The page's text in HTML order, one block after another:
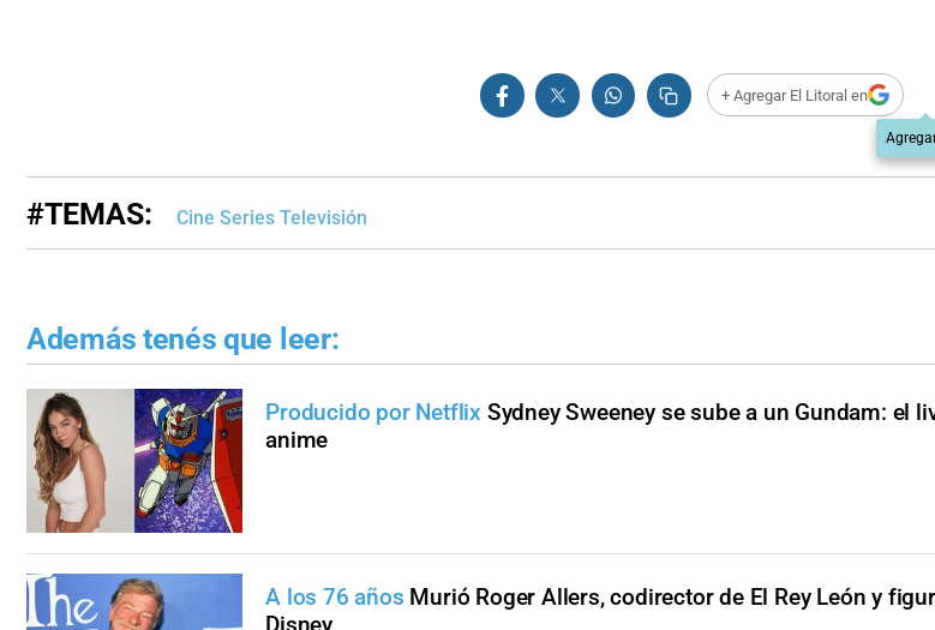
+ Agregar El Litoral en
#TEMAS: Cine Series Televisión
Además tenés que leer:
Producido por Netflix Sydney Sweeney se sube a un Gundam: el
anime
A los 76 años Murió Roger Allers, codirector de El Rey León y
Disney